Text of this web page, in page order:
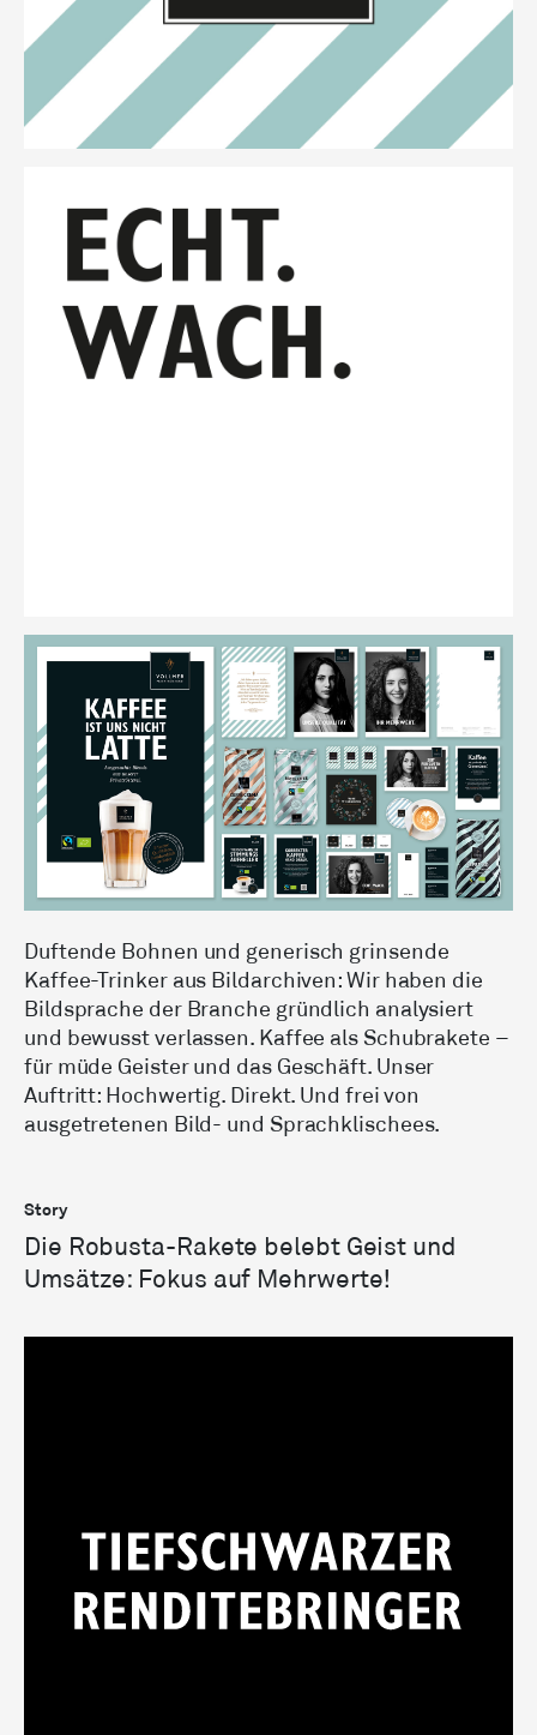
Duftende Bohnen und generisch grinsende
Kaffee-Trinker aus Bildarchiven: Wir haben die
Bild­sprache der Branche gründlich analysiert
und bewusst verlassen. Kaffee als Schubrakete –
für müde Geister und das Geschäft. Unser
Auftritt: Hochwertig. Direkt. Und frei von
ausgetretenen Bild- und Sprachklischees.
Story
Die Robusta-Rakete belebt Geist und
Umsätze: Fokus auf Mehrwerte!